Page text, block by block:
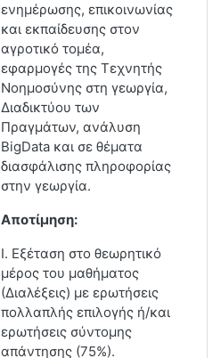
ενημέρωσης, επικοινωνίας
και εκπαίδευσης στον
αγροτικό τομέα,
εφαρμογές της Τεχνητής
Νοημοσύνης στη γεωργία,
Διαδικτύου των
Πραγμάτων, ανάλυση
BigData και σε θέματα
διασφάλισης πληροφορίας
στην γεωργία.
Αποτίμηση:
Ι. Εξέταση στο θεωρητικό
μέρος του μαθήματος
(Διαλέξεις) με ερωτήσεις
πολλαπλής επιλογής ή/και
ερωτήσεις σύντομης
απάντησης (75%).